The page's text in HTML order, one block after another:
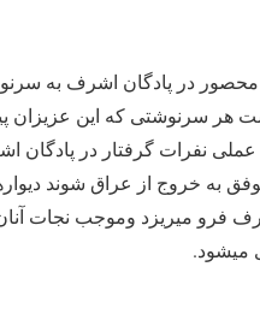
در پادگان اشرف به
سرنوشتی که این عزیزان پیدا
نفرات گرفتار در پادگان
به خروج از عراق شوند
فرو میریزد وموجب نجات آنان
میشود.